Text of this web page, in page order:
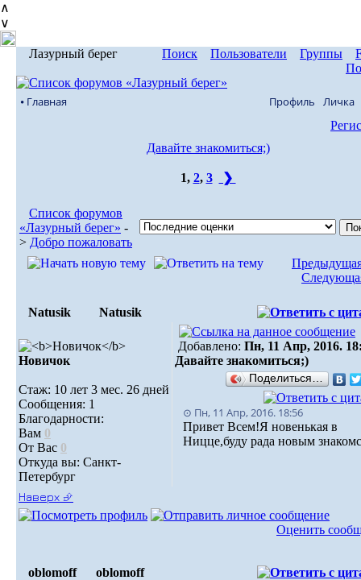
∧
∨
Лазурный берег Поиск Пользователи Группы
⦁ Главная Профиль Личка
Давайте знакомиться;)
1, 2, 3 ❯
Список форумов
«Лазурный берег» -
> Добро пожаловать
Natusik Natusik
Новичок
Стаж: 10 лет 3 мес. 26 дней
Сообщения: 1
Благодарности:
Вам 0
От Вас 0
Откуда вы: Санкт-
Петербург
Добавлено: Пн, 11 Апр, 2016.
Давайте знакомиться;)
Поделиться…
⊙ Пн, 11 Апр, 2016. 18:56
Привет Всем!Я новенькая в
Ницце,буду рада новым
Наверх ⮵
Оценить
oblomoff oblomoff